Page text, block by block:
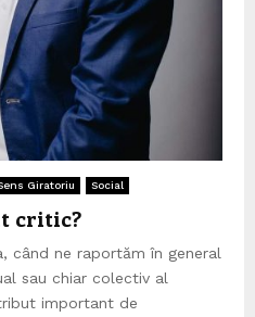
Giratoriu Social
critic?
ne raportăm în general
sau chiar colectiv al
important de